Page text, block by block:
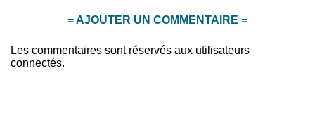
= AJOUTER UN COMMENTAIRE =
Les commentaires sont réservés aux utilisateurs
connectés.